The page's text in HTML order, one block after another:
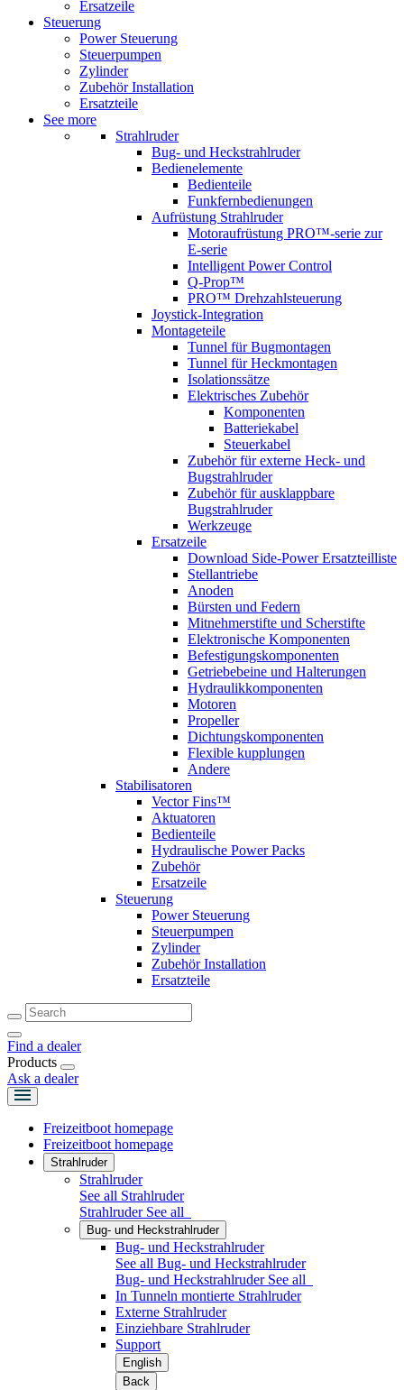
Ersatzeile
Steuerung
Power Steuerung
Steuerpumpen
Zylinder
Zubehör Installation
Ersatzteile
See more
Strahlruder
Bug- und Heckstrahlruder
Bedienelemente
Bedienteile
Funkfernbedienungen
Aufrüstung Strahlruder
Motoraufrüstung PRO™-serie zur
E-serie
Intelligent Power Control
Q-Prop™
PRO™ Drehzahlsteuerung
Joystick-Integration
Montageteile
Tunnel für Bugmontagen
Tunnel für Heckmontagen
Isolationssätze
Elektrisches Zubehör
Komponenten
Batteriekabel
Steuerkabel
Zubehör für externe Heck- und
Bugstrahlruder
Zubehör für ausklappbare
Bugstrahlruder
Werkzeuge
Ersatzeile
Download Side-Power Ersatzteilliste
Stellantriebe
Anoden
Bürsten und Federn
Mitnehmerstifte und Scherstifte
Elektronische Komponenten
Befestigungskomponenten
Getriebebeine und Halterungen
Hydraulikkomponenten
Motoren
Propeller
Dichtungskomponenten
Flexible kupplungen
Andere
Stabilisatoren
Vector Fins™
Aktuatoren
Bedienteile
Hydraulische Power Packs
Zubehör
Ersatzeile
Steuerung
Power Steuerung
Steuerpumpen
Zylinder
Zubehör Installation
Ersatzteile
Find a dealer
Products
Ask a dealer
Freizeitboot homepage
Freizeitboot homepage
Strahlruder
Strahlruder
See all Strahlruder
Strahlruder See all
Bug- und Heckstrahlruder
Bug- und Heckstrahlruder
See all Bug- und Heckstrahlruder
Bug- und Heckstrahlruder See all
In Tunneln montierte Strahlruder
Externe Strahlruder
Einziehbare Strahlruder
Support
English
Back